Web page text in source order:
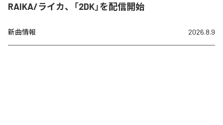
RAIKA/ライカ、「2DK」を配信開始
新曲情報 2026.8.9